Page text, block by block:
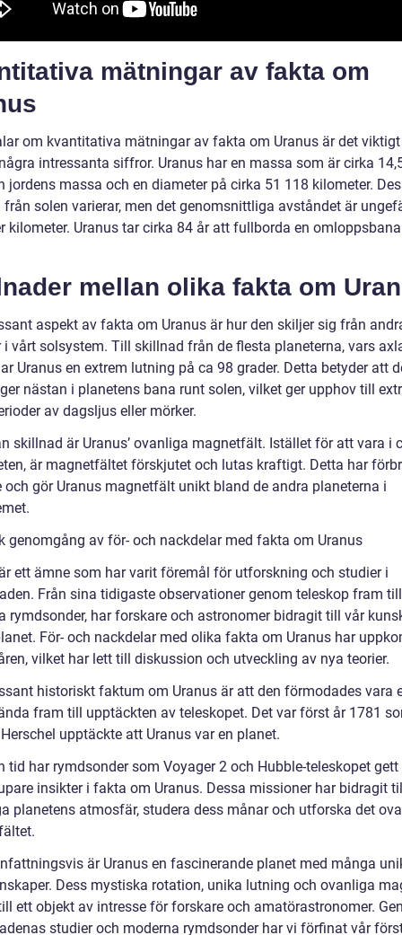
mätningar av fakta om
om kvantitativa mätningar av fakta om Uranus är det
intressanta siffror. Uranus har en massa som är cirka
jordens massa och en diameter på cirka 51 118 kilometer.
solen varierar, men det genomsnittliga avståndet är
kilometer. Uranus tar cirka 84 år att fullborda en
mellan olika fakta om
aspekt av fakta om Uranus är hur den skiljer sig från
i vårt solsystem. Till skillnad från de flesta planeterna, vars
Uranus en extrem lutning på ca 98 grader. Detta betyder att
nästan i planetens bana runt solen, vilket ger upphov till
av dagsljus eller mörker.
skillnad är Uranus’ ovanliga magnetfält. Istället för att vara i
är magnetfältet förskjutet och lutas kraftigt. Detta har
och gör Uranus magnetfält unikt bland de andra planeterna i
genomgång av för- och nackdelar med fakta om Uranus
ett ämne som har varit föremål för utforskning och studier i
Från sina tidigaste observationer genom teleskop fram till
rymdsonder, har forskare och astronomer bidragit till vår
För- och nackdelar med olika fakta om Uranus har
vilket har lett till diskussion och utveckling av nya teorier.
historiskt faktum om Uranus är att den förmodades vara
fram till upptäckten av teleskopet. Det var först år 1781
upptäckte att Uranus var en planet.
tid har rymdsonder som Voyager 2 och Hubble-teleskopet gett
insikter i fakta om Uranus. Dessa missioner har bidragit
planetens atmosfär, studera dess månar och utforska det
är Uranus en fascinerande planet med många
Dess mystiska rotation, unika lutning och ovanliga
ett objekt av intresse för forskare och amatörastronomer.
studier och moderna rymdsonder har vi förfinat vår